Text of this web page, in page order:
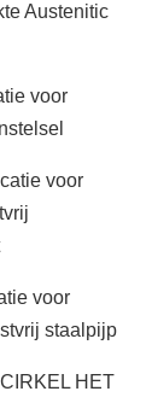
Austenitic
voor
voor
voor
staalpijp
HET